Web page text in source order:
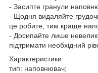
- Засипте гранули
- Щодня видаляйте
це робите, тим краще
- Досипайте лише
підтримати необхідний
Характеристики:
тип: наповнювач;